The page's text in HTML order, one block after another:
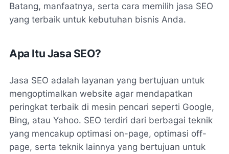
Batang, manfaatnya, serta cara memilih jasa SEO
yang terbaik untuk kebutuhan bisnis Anda.
Apa Itu Jasa SEO?
Jasa SEO adalah layanan yang bertujuan untuk
mengoptimalkan website agar mendapatkan
peringkat terbaik di mesin pencari seperti Google,
Bing, atau Yahoo. SEO terdiri dari berbagai teknik
yang mencakup optimasi on-page, optimasi off-
page, serta teknik lainnya yang bertujuan untuk